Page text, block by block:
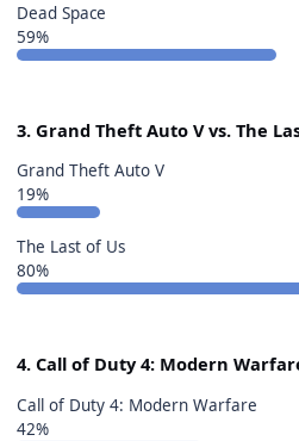
Dead Space
59%
3. Grand Theft Auto V vs. The
Grand Theft Auto V
19%
The Last of Us
80%
4. Call of Duty 4: Modern
Call of Duty 4: Modern Warfare
42%